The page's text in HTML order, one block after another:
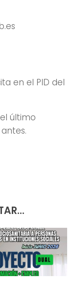
en el PID del
último